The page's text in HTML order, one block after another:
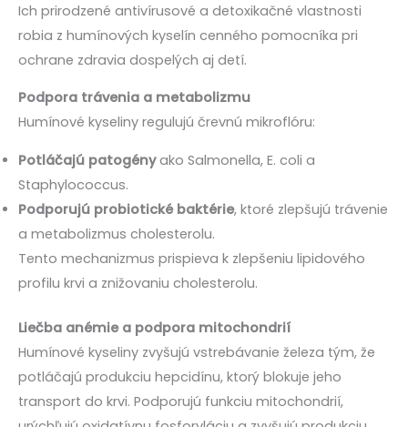
Ich prirodzené antivírusové a detoxikačné vlastnosti
robia z humínových kyselín cenného pomocníka pri
ochrane zdravia dospelých aj detí.
Podpora trávenia a metabolizmu
Humínové kyseliny regulujú črevnú mikroflóru:
Potláčajú patogényako Salmonella, E. coli a
Staphylococcus.
Podporujú probiotické baktérie, ktoré zlepšujú trávenie
a metabolizmus cholesterolu.
Tento mechanizmus prispieva k zlepšeniu lipidového
profilu krvi a znižovaniu cholesterolu.
Liečba anémie a podpora mitochondrií
Humínové kyseliny zvyšujú vstrebávanie železa tým, že
potláčajú produkciu hepcidínu, ktorý blokuje jeho
transport do krvi. Podporujú funkciu mitochondrií,